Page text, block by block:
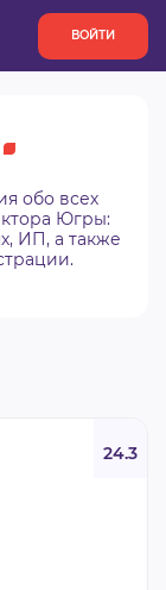
ВОЙТИ
обо всех
Югры:
ИП, а также
24.3